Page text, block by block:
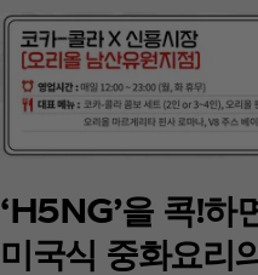
‘H5NG’을 콕!하
미국식 중화요리